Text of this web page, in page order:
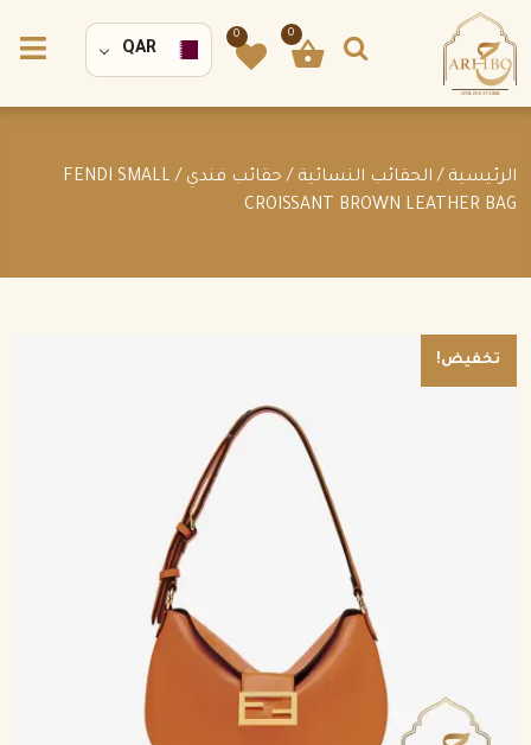
0
0
QAR
الرئيسية / الحقائب النسائية / حقائب فندي
/ FENDI SMALL
CROISSANT BROWN LEATHER BAG
تخفيض!